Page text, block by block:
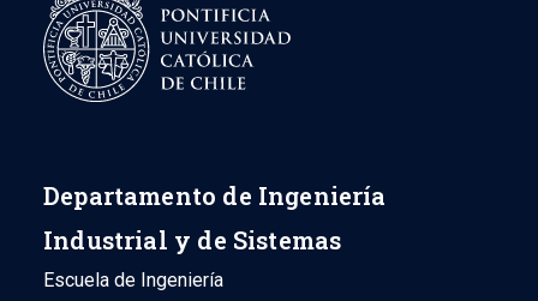
Energía
Departamento de Ingeniería
Industrial y de Sistemas
Escuela de Ingeniería